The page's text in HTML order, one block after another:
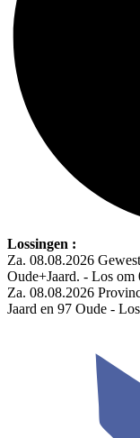
Lossingen :
Za. 08.08.2026
Oude+Jaard. - Los om
Za. 08.08.2026
Jaard en 97 Oude -